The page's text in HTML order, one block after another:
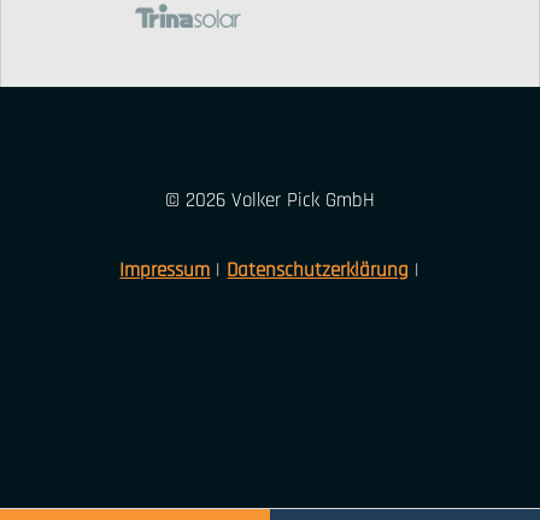
© 2026 Volker Pick GmbH
Impressum | Datenschutzerklärung |